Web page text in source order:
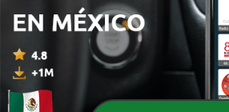
[REP] La infancia en Gaza:
28 jul. 2026
12438 - [REP] Lodosa: una victoria